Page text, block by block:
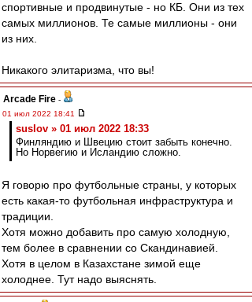
спортивные и продвинутые - но КБ. Они из тех
самых миллионов. Те самые миллионы - они
из них.
Никакого элитаризма, что вы!
Arcade Fire -
01 июл 2022 18:41
suslov » 01 июл 2022 18:33
Финляндию и Швецию стоит забыть конечно.
Но Норвегию и Исландию сложно.
Я говорю про футбольные страны, у которых
есть какая-то футбольная инфраструктура и
традиции.
Хотя можно добавить про самую холодную,
тем более в сравнении со Скандинавией.
Хотя в целом в Казахстане зимой еще
холоднее. Тут надо выяснять.